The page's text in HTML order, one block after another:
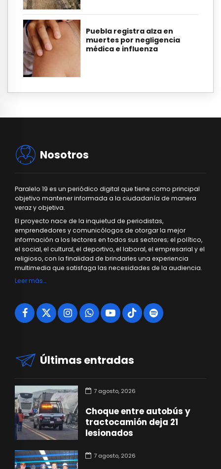
Puebla registra alza en
muertes por negligencia
médica e influenza
Nosotros
Paralelo 19 es un periódico digital que tiene como principal
objetivo mantener informada a la ciudadanía de manera
veraz y objetiva.
El proyecto nace de la inquietud de periodistas,
emprendedores y comunicólogos de otorgar la mejor
información a los lectores en todos sus sectores; el político,
el social, el cultural, el deportivo, el laboral, el empresarial y el
religioso, con la finalidad de brindarles una experiencia
multimedia que satisfaga las necesidades de la audiencia.
Leer más…
Últimas entradas
7 agosto, 2026
Choque entre autobús y
tractocamión deja 21
lesionados
7 agosto, 2026